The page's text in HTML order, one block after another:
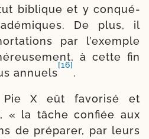
biblique et y conqué­
De plus, il
par l’exemple
à cette fin
annuels
[16]
.
Pie X eût favo­ri­sé et
« la tâche confiée aux
de pré­pa­rer, par leurs